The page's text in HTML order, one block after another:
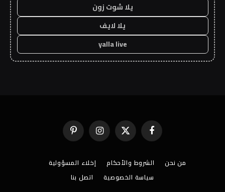
يلا شوت زون
يلا لايف
yalla live
فيسبوك X
(Twitter)
الانستغرامبينتيريست
من نحن الشروط والأحكام
إخلاء المسؤولية
سياسة الخصوصية
اتصل بنا